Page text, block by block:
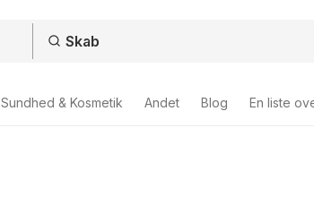
Sundhed & Kosmetik Andet Blog En liste